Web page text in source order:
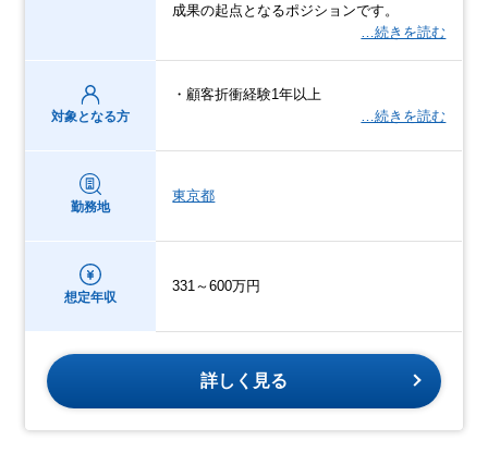
成果の起点となるポジションです。
…続きを読む
対象となる方
・顧客折衝経験1年以上
…続きを読む
勤務地
東京都
想定年収
331～600万円
詳しく見る